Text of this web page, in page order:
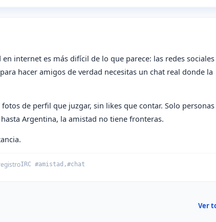
internet es más difícil de lo que parece: las redes sociales
hacer amigos de verdad necesitas un chat real donde la
de perfil que juzgar, sin likes que contar. Solo personas
Argentina, la amistad no tiene fronteras.
IRC #amistad,#chat
Ver